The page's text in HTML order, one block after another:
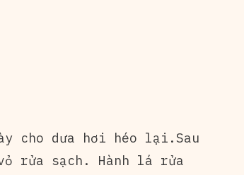
cho dưa hơi héo lại.Sau
rửa sạch. Hành lá rửa